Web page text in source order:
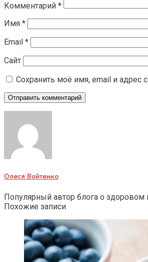
Комментарий *
Имя *
Email *
Сайт
Сохранить моё имя, email и адрес
Олеся Войтенко
Популярный автор блога о
Похожие записи